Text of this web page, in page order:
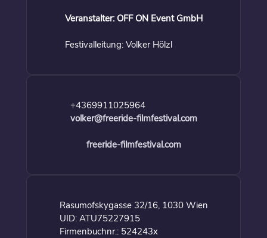
Veranstalter: OFF ON Event GmbH
Festivalleitung: Volker Hölzl
+4369911025964
volker@freeride-filmfestival.com
freeride-filmfestival.com
Rasumofskygasse 32/16, 1030 Wien
UID: ATU75227915
Firmenbuchnr.: 524243x